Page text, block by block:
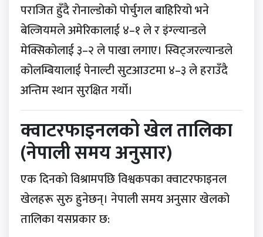
पराजित हुँदै रोनाल्डोको पोर्चुगल बाहिरियो भने
बेल्जियमले अमेरिकालाई ४–१ ले र इंग्ल्यान्डले
मेक्सिकोलाई ३–२ ले पाखा लगाए। स्विट्जरल्यान्डले
कोलम्बियालाई पेनाल्टी सुटआउटमा ४–३ ले हराउँदै
अन्तिम स्थान सुरक्षित गर्यो।
क्वाटरफाइनलको खेल तालिका
(नेपाली समय अनुसार)
एक दिनको विश्रामपछि विश्वकपका क्वाटरफाइनल
खेलहरू सुरु हुनेछन्। नेपाली समय अनुसार खेलको
तालिका यसप्रकार छ: